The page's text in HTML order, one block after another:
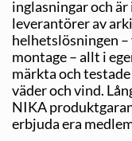
inglasningar och är
leverantörer av
helhetslösningen
montage – allt i
märkta och
väder och vind.
NIKA
erbjuda era